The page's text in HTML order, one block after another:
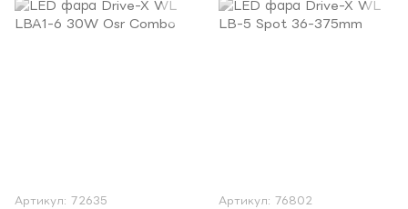
Артикул: 72635 Артикул: 76802